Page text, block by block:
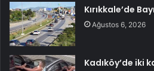
Kırıkkale’de
Ağustos 6, 2026
Kadıköy’de iki